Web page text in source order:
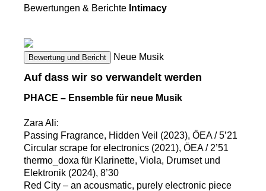
Bewertungen & Berichte Intimacy
Bewertung und Bericht Neue Musik
Auf dass wir so verwandelt werden
PHACE – Ensemble für neue Musik
Zara Ali:
Passing Fragrance, Hidden Veil (2023), ÖEA / 5’21
Circular scrape for electronics (2021), ÖEA / 2’51
thermo_doxa für Klarinette, Viola, Drumset und
Elektronik (2024), 8’30
Red City – an acousmatic, purely electronic piece